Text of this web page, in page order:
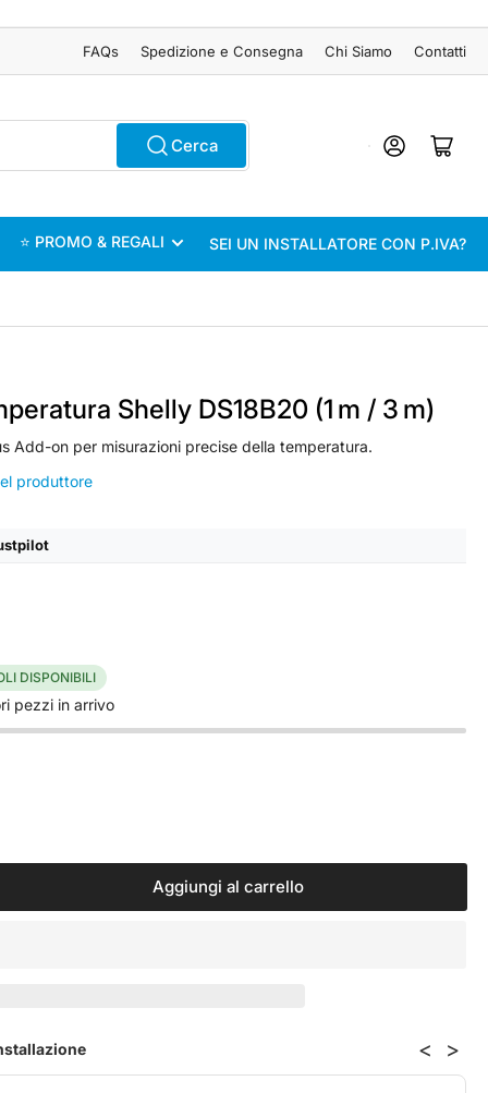
FAQs Spedizione e Consegna Chi Siamo Contatti
Cerca AccediApri il mini
⭐ PROMO & REGALI SEI UN INSTALLATORE CON P.IVA?
Shelly DS18B20 (1 m / 3 m)
Add-on per misurazioni precise della temperatura.
produttore
DISPONIBILI
pezzi in arrivo
Aggiungi al carrello
< >